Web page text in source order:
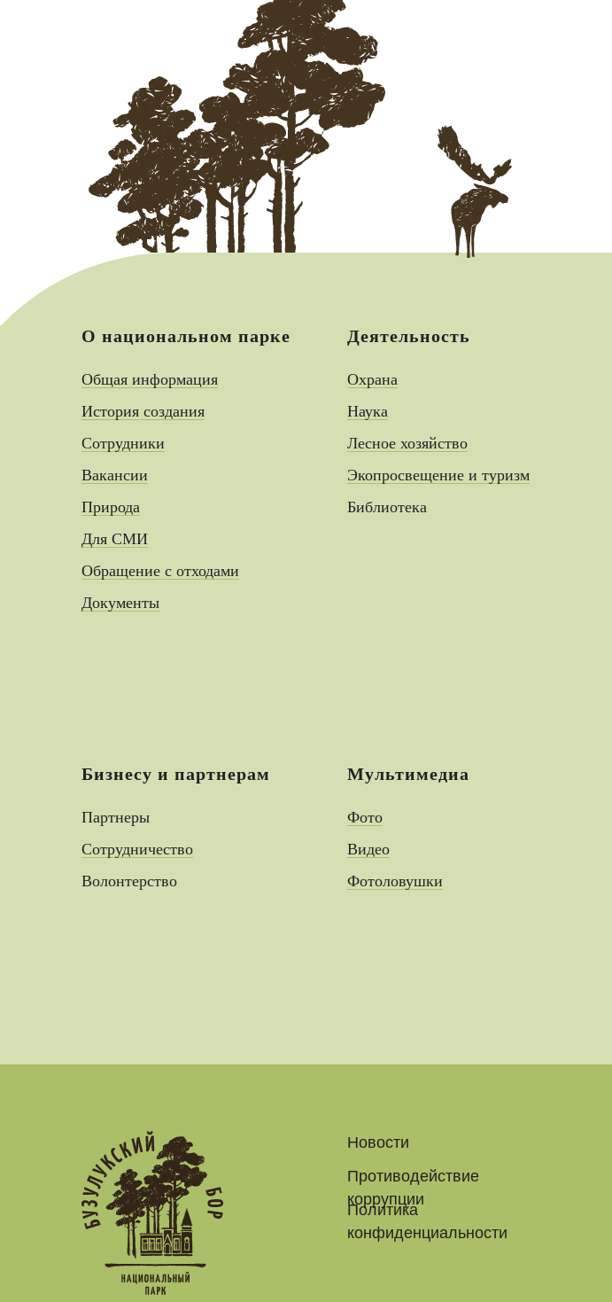
О национальном парке
Общая информация
История создания
Сотрудники
Вакансии
Природа
Для СМИ
Обращение с отходами
Документы
Деятельность
Охрана
Наука
Лесное хозяйство
Экопросвещение и туризм
Библиотека
Бизнесу и партнерам
Партнеры
Сотрудничество
Волонтерство
Мультимедиа
Фото
Видео
Фотоловушки
Новости
Противодействие
коррупции
Политика
конфиденциальности